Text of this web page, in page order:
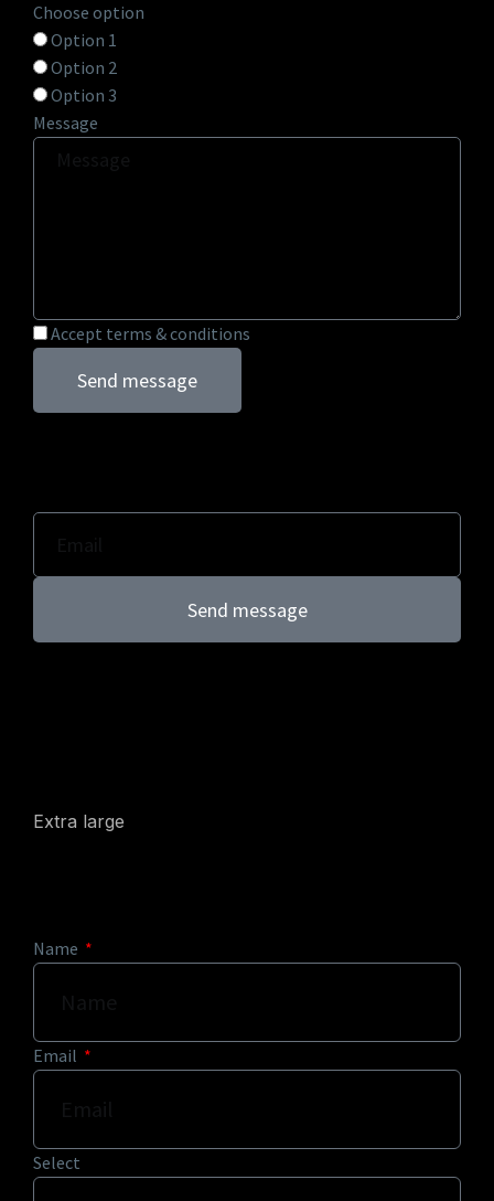
Choose option
Option 1
Option 2
Option 3
Message
Accept terms & conditions
Send message
Send message
Extra large
Name
Email
Select